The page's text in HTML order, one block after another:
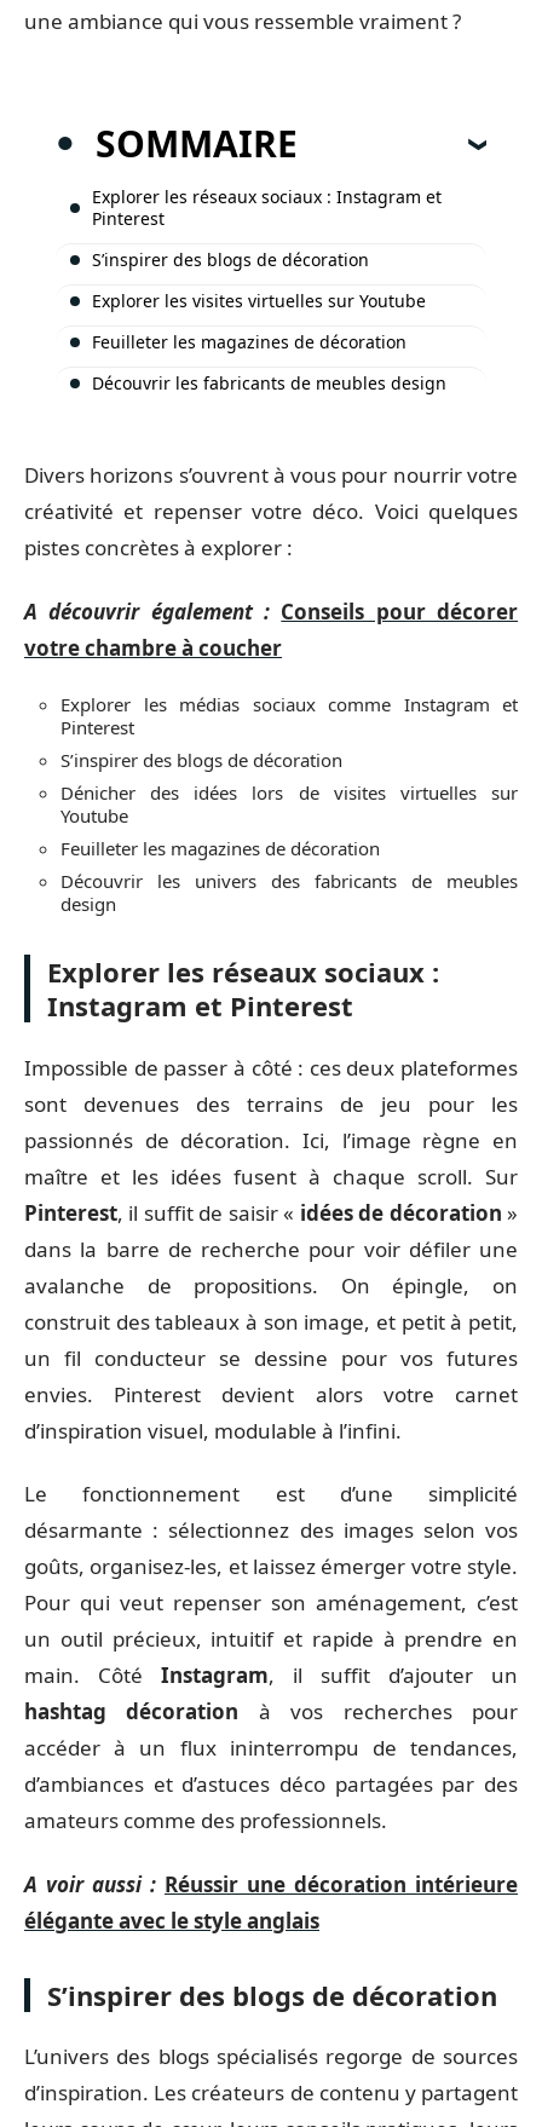
une ambiance qui vous ressemble vraiment ?
SOMMAIRE
Explorer les réseaux sociaux : Instagram et
Pinterest
S’inspirer des blogs de décoration
Explorer les visites virtuelles sur Youtube
Feuilleter les magazines de décoration
Découvrir les fabricants de meubles design
Divers horizons s’ouvrent à vous pour nourrir votre
créativité et repenser votre déco. Voici quelques
pistes concrètes à explorer :
A découvrir également : Conseils pour décorer
votre chambre à coucher
Explorer les médias sociaux comme Instagram et
Pinterest
S’inspirer des blogs de décoration
Dénicher des idées lors de visites virtuelles sur
Youtube
Feuilleter les magazines de décoration
Découvrir les univers des fabricants de meubles
design
Explorer les réseaux sociaux :
Instagram et Pinterest
Impossible de passer à côté : ces deux plateformes
sont devenues des terrains de jeu pour les
passionnés de décoration. Ici, l’image règne en
maître et les idées fusent à chaque scroll. Sur
Pinterest, il suffit de saisir « idées de décoration »
dans la barre de recherche pour voir défiler une
avalanche de propositions. On épingle, on
construit des tableaux à son image, et petit à petit,
un fil conducteur se dessine pour vos futures
envies. Pinterest devient alors votre carnet
d’inspiration visuel, modulable à l’infini.
Le fonctionnement est d’une simplicité
désarmante : sélectionnez des images selon vos
goûts, organisez-les, et laissez émerger votre style.
Pour qui veut repenser son aménagement, c’est
un outil précieux, intuitif et rapide à prendre en
main. Côté Instagram, il suffit d’ajouter un
hashtag décoration à vos recherches pour
accéder à un flux ininterrompu de tendances,
d’ambiances et d’astuces déco partagées par des
amateurs comme des professionnels.
A voir aussi : Réussir une décoration intérieure
élégante avec le style anglais
S’inspirer des blogs de décoration
L’univers des blogs spécialisés regorge de sources
d’inspiration. Les créateurs de contenu y partagent